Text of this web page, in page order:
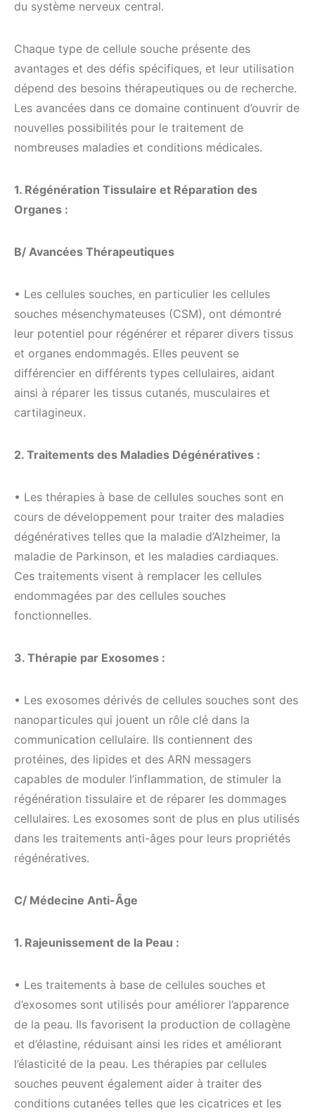
du système nerveux central.
Chaque type de cellule souche présente des
avantages et des défis spécifiques, et leur utilisation
dépend des besoins thérapeutiques ou de recherche.
Les avancées dans ce domaine continuent d’ouvrir de
nouvelles possibilités pour le traitement de
nombreuses maladies et conditions médicales.
1. Régénération Tissulaire et Réparation des
Organes :
B/ Avancées Thérapeutiques
• Les cellules souches, en particulier les cellules
souches mésenchymateuses (CSM), ont démontré
leur potentiel pour régénérer et réparer divers tissus
et organes endommagés. Elles peuvent se
différencier en différents types cellulaires, aidant
ainsi à réparer les tissus cutanés, musculaires et
cartilagineux.
2. Traitements des Maladies Dégénératives :
• Les thérapies à base de cellules souches sont en
cours de développement pour traiter des maladies
dégénératives telles que la maladie d’Alzheimer, la
maladie de Parkinson, et les maladies cardiaques.
Ces traitements visent à remplacer les cellules
endommagées par des cellules souches
fonctionnelles.
3. Thérapie par Exosomes :
• Les exosomes dérivés de cellules souches sont des
nanoparticules qui jouent un rôle clé dans la
communication cellulaire. Ils contiennent des
protéines, des lipides et des ARN messagers
capables de moduler l’inflammation, de stimuler la
régénération tissulaire et de réparer les dommages
cellulaires. Les exosomes sont de plus en plus utilisés
dans les traitements anti-âges pour leurs propriétés
régénératives.
C/ Médecine Anti-Âge
1. Rajeunissement de la Peau :
• Les traitements à base de cellules souches et
d’exosomes sont utilisés pour améliorer l’apparence
de la peau. Ils favorisent la production de collagène
et d’élastine, réduisant ainsi les rides et améliorant
l’élasticité de la peau. Les thérapies par cellules
souches peuvent également aider à traiter des
conditions cutanées telles que les cicatrices et les